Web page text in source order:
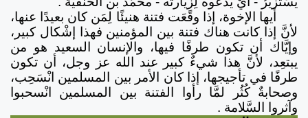
أيها الإخوة، إذا وقَعَت فتنة هنيئًا لِمَن كان بعيدًا عنها،
لأنَّ إذا كانت هناك فتنة بين المؤمنين فهذا إشْكال كبير،
وإيَّاك أن تكون طرفًا فيها، والإنسان السعيد هو من
يبتعِد، لأنَّ هذا شيءٌ كبير عند الله عز وجل، أن تكون
طرفًا في تأجيجها، إذا كان الأمر بين المسلمين انْسَحِب،
وصحابةٌ كُثُر لمَّا رأوا الفتنة بين المسلمين انْسحبوا
وآثروا السَّلامة .